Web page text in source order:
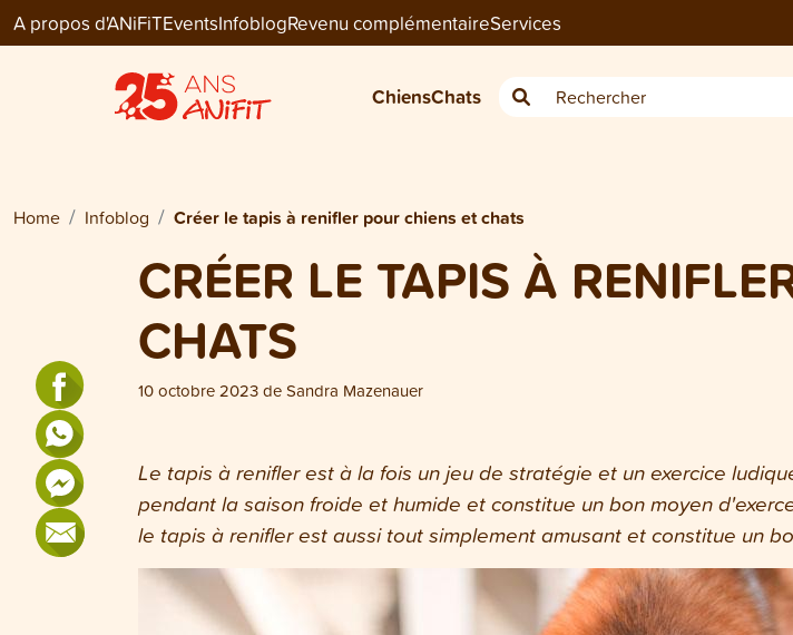
A propos d'ANiFiTEventsInfoblogRevenu complémentaireServices
ChiensChats
Home Infoblog Créer le tapis à renifler pour chiens et chats
CRÉER LE TAPIS À
CHATS
10 octobre 2023deSandra Mazenauer
Le tapis à renifler est à la fois un jeu de stratégie et un exercice
pendant la saison froide et humide et constitue un bon moyen
le tapis à renifler est aussi tout simplement amusant et constitue un